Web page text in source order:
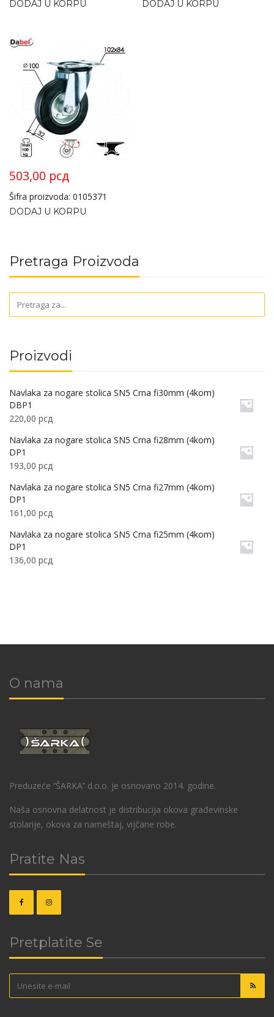
DODAJ U KORPU DODAJ U KORPU
503,00 рсд
Šifra proizvoda: 0105371
DODAJ U KORPU
Pretraga Proizvoda
Proizvodi
Navlaka za nogare stolica SN5 Crna fi30mm (4kom)
DBP1
220,00 рсд
Navlaka za nogare stolica SN5 Crna fi28mm (4kom)
DP1
193,00 рсд
Navlaka za nogare stolica SN5 Crna fi27mm (4kom)
DP1
161,00 рсд
Navlaka za nogare stolica SN5 Crna fi25mm (4kom)
DP1
136,00 рсд
O nama
Preduzeće ‘’ŠARKA’’ d.o.o. je osnovano 2014. godine.
Naša osnovna delatnost je distribucija okova građevinske
stolarije, okova za nameštaj, vijčane robe.
Pratite Nas
Pretplatite Se